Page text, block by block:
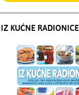
IZ KUĆNE RADIONICE